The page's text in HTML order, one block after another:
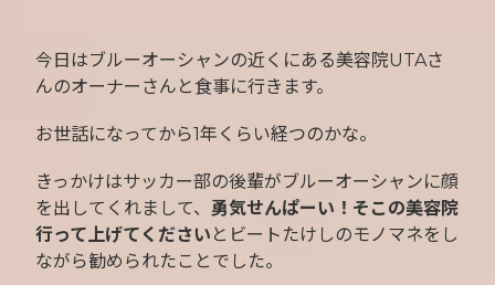
今日はブルーオーシャンの近くにある美容院UTAさ
んのオーナーさんと食事に行きます。
お世話になってから1年くらい経つのかな。
きっかけはサッカー部の後輩がブルーオーシャンに顔
を出してくれまして、 勇気せんぱーい！そこの美容院
行って上げてください とビートたけしのモノマネをし
ながら勧められたことでした。